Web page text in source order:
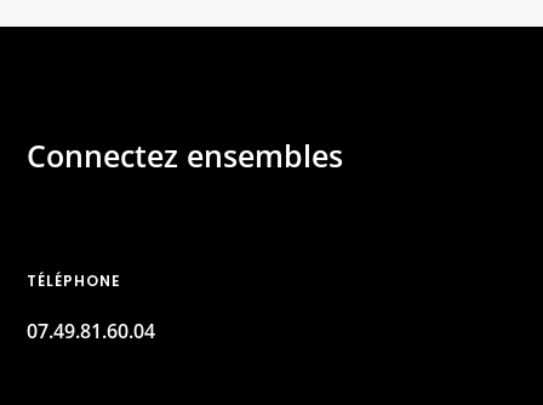
Connectez ensembles
TÉLÉPHONE
07.49.81.60.04